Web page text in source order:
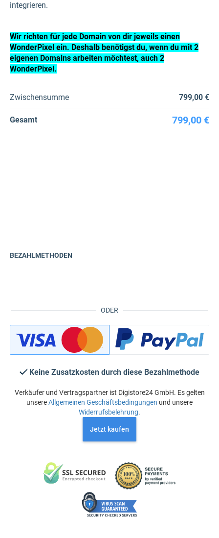
integrieren.
Wir richten für jede Domain von dir jeweils einen
WonderPixel ein. Deshalb benötigst du, wenn du mit 2
eigenen Domains arbeiten möchtest, auch 2
WonderPixel.
Zwischensumme 799,00 €
Gesamt 799,00 €
ODER
BEZAHLMETHODEN
Keine Zusatzkosten durch diese Bezahlmethode
Verkäufer und Vertragspartner ist Digistore24 GmbH. Es gelten
unsereAllgemeinen Geschäftsbedingungen und unsere
Widerrufsbelehrung.
Jetzt kaufen